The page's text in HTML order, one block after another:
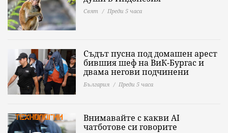
Свят Преди 5 часа
Съдът пусна под домашен арест
бившия шеф на ВиК-Бургас и
двама негови подчинени
България Преди 5 часа
Внимавайте с какви AI
чатботове си говорите